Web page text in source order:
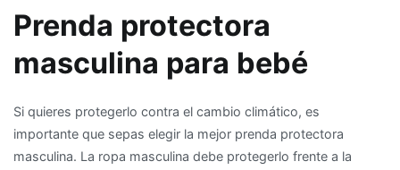
Prenda protectora
masculina para bebé
Si quieres protegerlo contra el cambio climático, es
importante que sepas elegir la mejor prenda protectora
masculina. La ropa masculina debe protegerlo frente a la